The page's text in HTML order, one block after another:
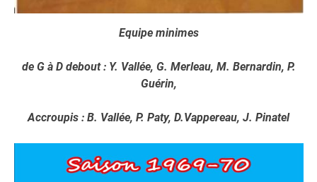
Equipe minimes
de G à D debout : Y. Vallée, G. Merleau, M. Bernardin, P.
Guérin,
Accroupis : B. Vallée, P. Paty, D.Vappereau, J. Pinatel